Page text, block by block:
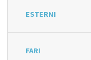
ESTERNI
FARI